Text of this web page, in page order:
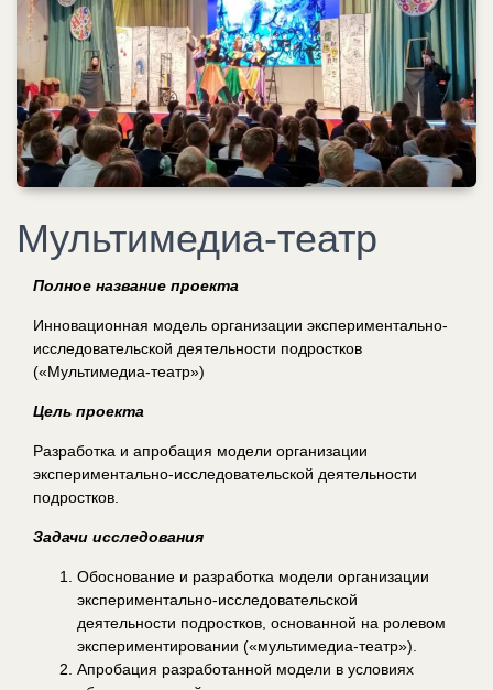
Мультимедиа-театр
Полное название проекта
Инновационная модель организации экспериментально-
исследовательской деятельности подростков
(«Мультимедиа-театр»)
Цель проекта
Разработка и апробация модели организации
экспериментально-исследовательской деятельности
подростков.
Задачи исследования
Обоснование и разработка модели организации
экспериментально-исследовательской
деятельности подростков, основанной на ролевом
экспериментировании («мультимедиа-театр»).
Апробация разработанной модели в условиях